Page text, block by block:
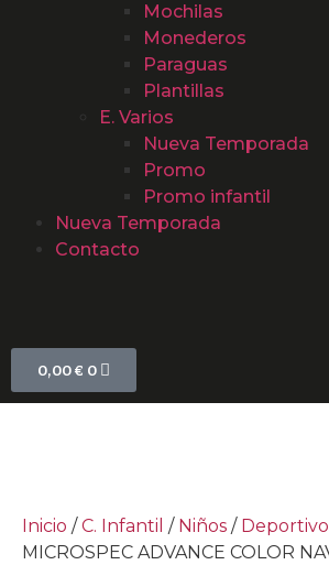
Mochilas
Monederos
Paraguas
Plantillas
E. Varios
Nueva Temporada
Promo
Promo infantil
Nueva Temporada
Contacto
0,00€ 0
Inicio /C. Infantil / Niños /
MICROSPEC ADVANCE COLOR